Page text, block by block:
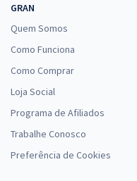
GRAN
Quem Somos
Como Funciona
Como Comprar
Loja Social
Programa de Afiliados
Trabalhe Conosco
Preferência de Cookies